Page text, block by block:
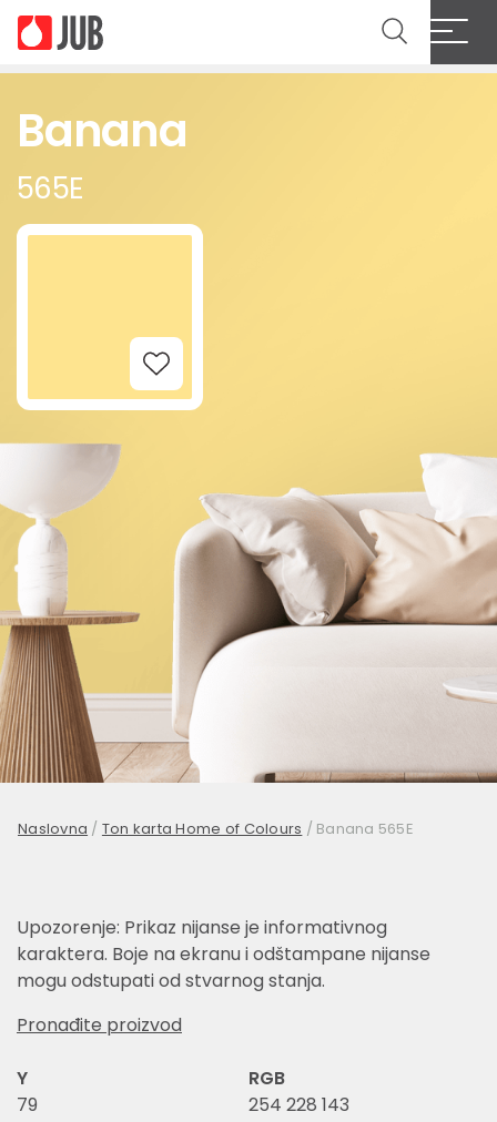
Banana
565E
Add to Wishlist
Naslovna / Ton karta Home of Colours / Banana 565E
Upozorenje: Prikaz nijanse je informativnog
karaktera. Boje na ekranu i odštampane nijanse
mogu odstupati od stvarnog stanja.
Pronađite proizvod
Y
79
RGB
254 228 143